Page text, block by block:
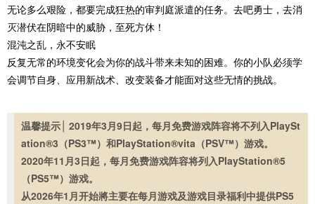
无论多么艰险，都要完成狂热的审判庭派遣的任务。去吧勇士，去消
灭潜伏在阴暗中的威胁，至死方休！
混沌之乱，永不安眠
反复无常的环境变化会为你的战斗带来未知的困难。你的小队必须学
会调节自身、应用新战术、改变装备才能面对这些无情的挑战。
温馨提示│ 2019年3月9日起，每月免费游戏阵容将不列入PlaySt
ation®3（PS3™）和PlayStation®vita（PSV™）游戏。
2020年11月3日起，每月免费游戏阵容将列入PlayStation®5
（PS5™）游戏。
从2026年1月开始將主要在每月游戏及游戏目录福利中提供PS5